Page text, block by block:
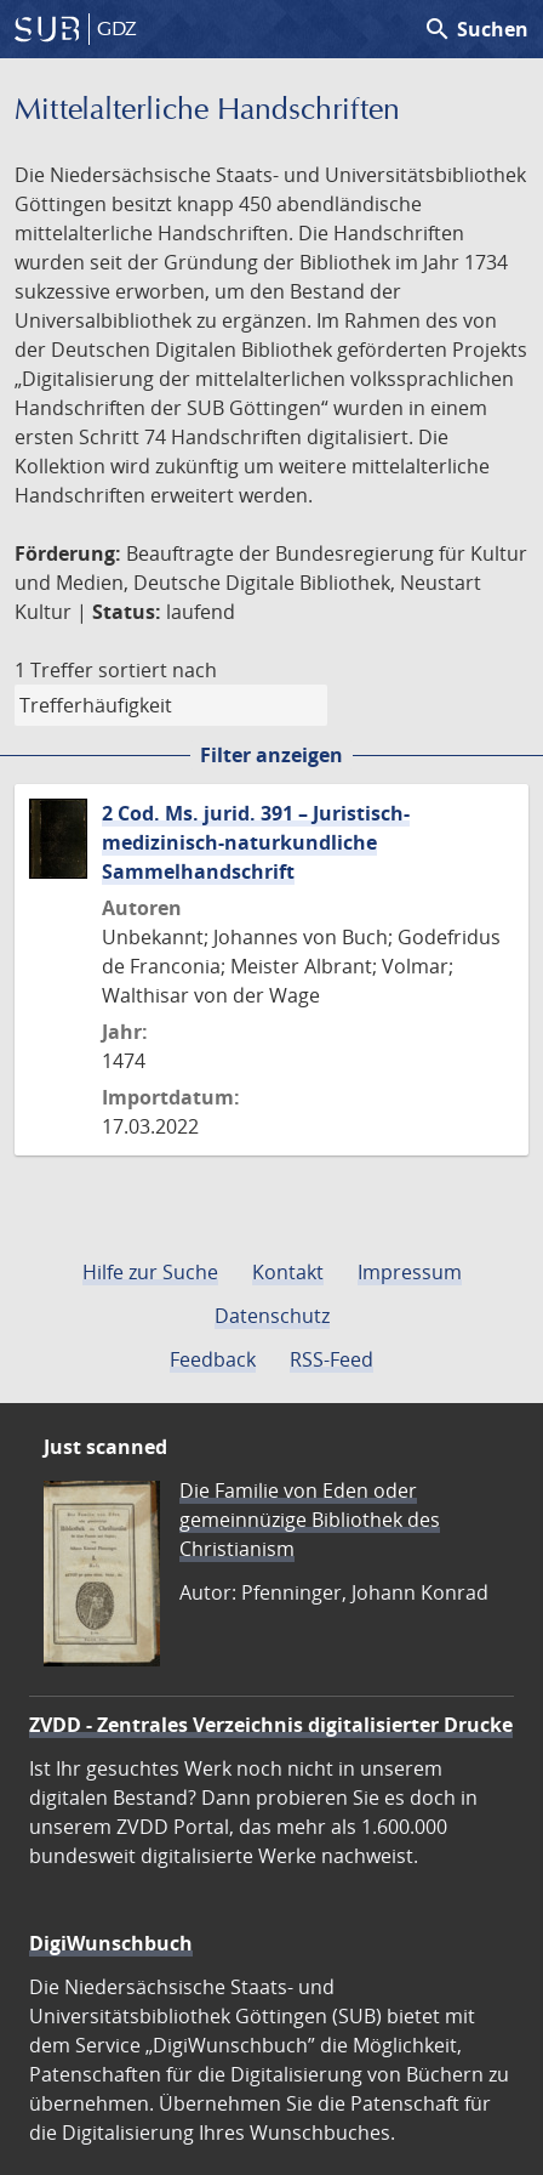
GDZ search Suchen
Mittelalterliche Handschriften
Die Niedersächsische Staats- und Universitätsbibliothek
Göttingen besitzt knapp 450 abendländische
mittelalterliche Handschriften. Die Handschriften
wurden seit der Gründung der Bibliothek im Jahr 1734
sukzessive erworben, um den Bestand der
Universalbibliothek zu ergänzen. Im Rahmen des von
der Deutschen Digitalen Bibliothek geförderten Projekts
„Digitalisierung der mittelalterlichen volkssprachlichen
Handschriften der SUB Göttingen“ wurden in einem
ersten Schritt 74 Handschriften digitalisiert. Die
Kollektion wird zukünftig um weitere mittelalterliche
Handschriften erweitert werden.
Förderung: Beauftragte der Bundesregierung für Kultur
und Medien, Deutsche Digitale Bibliothek, Neustart
Kultur | Status: laufend
1 Treffer sortiert nach
Filter anzeigen
2 Cod. Ms. jurid. 391 – Juristisch-
medizinisch-naturkundliche
Sammelhandschrift
Autoren
Unbekannt; Johannes von Buch; Godefridus
de Franconia; Meister Albrant; Volmar;
Walthisar von der Wage
Jahr:
1474
Importdatum:
17.03.2022
Hilfe zur Suche Kontakt
Impressum
Datenschutz
Feedback
RSS-Feed
Just scanned
Die Familie von Eden oder
gemeinnüzige Bibliothek des
Christianism
Autor: Pfenninger, Johann Konrad
ZVDD - Zentrales Verzeichnis digitalisierter Drucke
Ist Ihr gesuchtes Werk noch nicht in unserem
digitalen Bestand? Dann probieren Sie es doch in
unserem ZVDD Portal, das mehr als 1.600.000
bundesweit digitalisierte Werke nachweist.
DigiWunschbuch
Die Niedersächsische Staats- und
Universitätsbibliothek Göttingen (SUB) bietet mit
dem Service „DigiWunschbuch” die Möglichkeit,
Patenschaften für die Digitalisierung von Büchern zu
übernehmen. Übernehmen Sie die Patenschaft für
die Digitalisierung Ihres Wunschbuches.